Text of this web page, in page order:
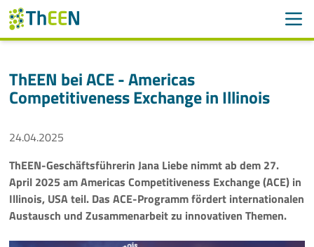
Navigation überspringen
ThEEN
Services
Mitglieder
Aktivitäten
Veranstaltungen
ThEEN bei ACE - Americas
Competitiveness Exchange in Illinois
24.04.2025
ThEEN-Geschäftsführerin Jana Liebe nimmt ab dem 27.
April 2025 am Americas Competitiveness Exchange (ACE) in
Illinois, USA teil. Das ACE-Programm fördert internationalen
Austausch und Zusammenarbeit zu innovativen Themen.